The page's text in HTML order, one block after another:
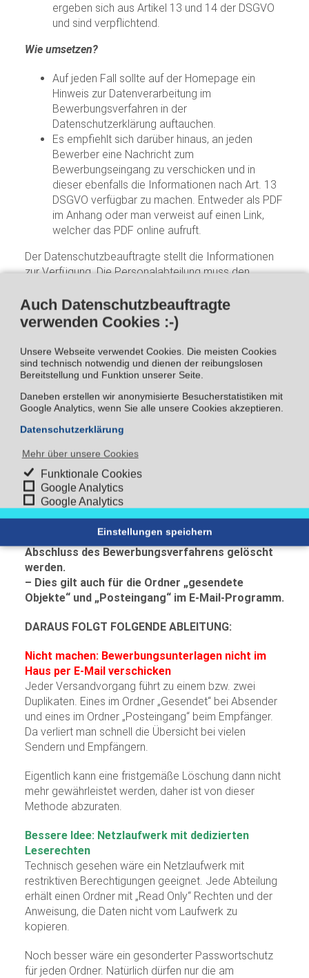
Auch Datenschutzbeauftragte
verwenden Cookies :-)
Unsere Webseite verwendet Cookies. Die meisten Cookies
sind technisch notwendig und dienen der reibungslosen
Bereitstellung und Funktion unserer Seite.
Daneben erstellen wir anonymisierte Besucherstatistiken mit
Google Analytics, wenn Sie alle unsere Cookies akzeptieren.
Datenschutzerklärung
Mehr über unsere Cookies
Funktionale Cookies
Google Analytics
Google Analytics
Einstellungen speichern
ergeben sich aus Artikel 13 und 14 der DSGVO
und sind verpflichtend.
Wie umsetzen?
Auf jeden Fall sollte auf der Homepage ein
Hinweis zur Datenverarbeitung im
Bewerbungsverfahren in der
Datenschutzerklärung auftauchen.
Es empfiehlt sich darüber hinaus, an jeden
Bewerber eine Nachricht zum
Bewerbungseingang zu verschicken und in
dieser ebenfalls die Informationen nach Art. 13
DSGVO verfügbar zu machen. Entweder als PDF
im Anhang oder man verweist auf einen Link,
welcher das PDF online aufruft.
Der Datenschutzbeauftragte stellt die Informationen
zur Verfügung. Die Personalabteilung muss den
2. Der richtige Umgang mit
Bewerbungsunterlagen hinsichtlich
Datensparsamkeit und Löschfristen
können nur komplett gelöscht werden, wenn alle
Speicherorte bekannt sind.
Bewerbungen zentral an einer E-Mail-Adresse zu
empfangen (in der Regel bewerbung@ihre-
firma.de)
Bewerbungen müssen sechs Monate nach
Abschluss des Bewerbungsverfahrens gelöscht
werden.
– Dies gilt auch für die Ordner „gesendete
Objekte“ und „Posteingang“ im E-Mail-Programm.
DARAUS FOLGT FOLGENDE ABLEITUNG:
Nicht machen: Bewerbungsunterlagen nicht im
Haus per E-Mail verschicken
Jeder Versandvorgang führt zu einem bzw. zwei
Duplikaten. Eines im Ordner „Gesendet“ bei Absender
und eines im Ordner „Posteingang“ beim Empfänger.
Da verliert man schnell die Übersicht bei vielen
Sendern und Empfängern.
Eigentlich kann eine fristgemäße Löschung dann nicht
mehr gewährleistet werden, daher ist von dieser
Methode abzuraten.
Bessere Idee: Netzlaufwerk mit dedizierten
Leserechten
Technisch gesehen wäre ein Netzlaufwerk mit
restriktiven Berechtigungen geeignet. Jede Abteilung
erhält einen Ordner mit „Read Only“ Rechten und der
Anweisung, die Daten nicht vom Laufwerk zu
kopieren.
Noch besser wäre ein gesonderter Passwortschutz
für jeden Ordner. Natürlich dürfen nur die am